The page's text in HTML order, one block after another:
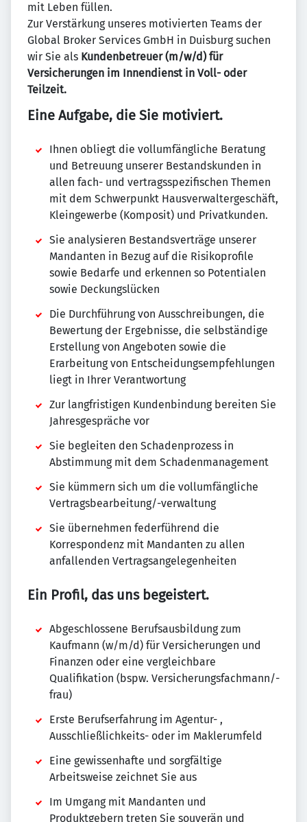
mit Leben füllen.
Zur Verstärkung unseres motivierten Teams der
Global Broker Services GmbH in Duisburg suchen
wir Sie als Kundenbetreuer (m/w/d) für
Versicherungen im Innendienst in Voll- oder
Teilzeit.
Eine Aufgabe, die Sie motiviert.
Ihnen obliegt die vollumfängliche Beratung
und Betreuung unserer Bestandskunden in
allen fach- und vertragsspezifischen Themen
mit dem Schwerpunkt Hausverwaltergeschäft,
Kleingewerbe (Komposit) und Privatkunden.
Sie analysieren Bestandsverträge unserer
Mandanten in Bezug auf die Risikoprofile
sowie Bedarfe und erkennen so Potentialen
sowie Deckungslücken
Die Durchführung von Ausschreibungen, die
Bewertung der Ergebnisse, die selbständige
Erstellung von Angeboten sowie die
Erarbeitung von Entscheidungsempfehlungen
liegt in Ihrer Verantwortung
Zur langfristigen Kundenbindung bereiten Sie
Jahresgespräche vor
Sie begleiten den Schadenprozess in
Abstimmung mit dem Schadenmanagement
Sie kümmern sich um die vollumfängliche
Vertragsbearbeitung/-verwaltung
Sie übernehmen federführend die
Korrespondenz mit Mandanten zu allen
anfallenden Vertragsangelegenheiten
Ein Profil, das uns begeistert.
Abgeschlossene Berufsausbildung zum
Kaufmann (w/m/d) für Versicherungen und
Finanzen oder eine vergleichbare
Qualifikation (bspw. Versicherungsfachmann/-
frau)
Erste Berufserfahrung im Agentur- ,
Ausschließlichkeits- oder im Maklerumfeld
Eine gewissenhafte und sorgfältige
Arbeitsweise zeichnet Sie aus
Im Umgang mit Mandanten und
Produktgebern treten Sie souverän und